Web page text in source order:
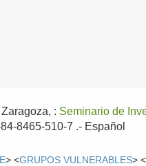
Zaragoza, : Seminario de
8465-510-7 .- Español
> <GRUPOS VULNERABLES> <